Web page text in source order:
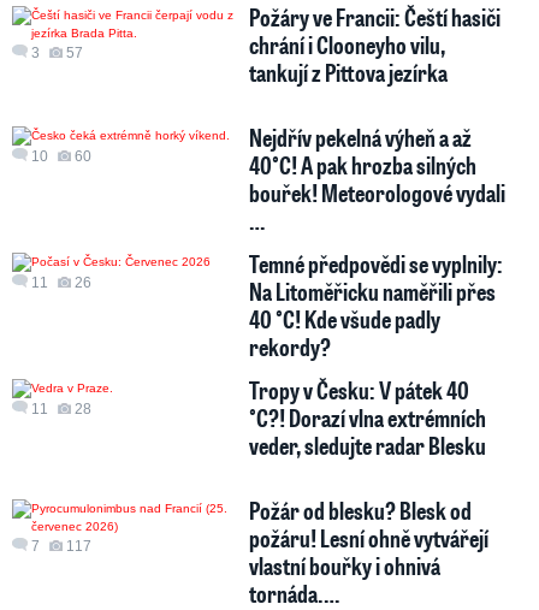
3 57
Požáry ve Francii: Čeští hasiči
chrání i Clooneyho vilu,
tankují z Pittova jezírka
10 60
Nejdřív pekelná výheň a až
40°C! A pak hrozba silných
bouřek! Meteorologové vydali
…
11 26
Temné předpovědi se vyplnily:
Na Litoměřicku naměřili přes
40 °C! Kde všude padly
rekordy?
11 28
Tropy v Česku: V pátek 40
°C?! Dorazí vlna extrémních
veder, sledujte radar Blesku
7 117
Požár od blesku? Blesk od
požáru! Lesní ohně vytvářejí
vlastní bouřky i ohnivá
tornáda.…